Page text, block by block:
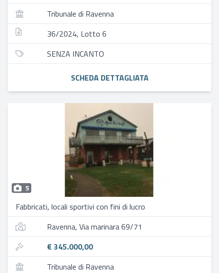
Tribunale di Ravenna
36/2024, Lotto 6
SENZA INCANTO
SCHEDA DETTAGLIATA
5
Fabbricati, locali sportivi con fini di lucro
Ravenna, Via marinara 69/71
€ 345.000,00
Tribunale di Ravenna